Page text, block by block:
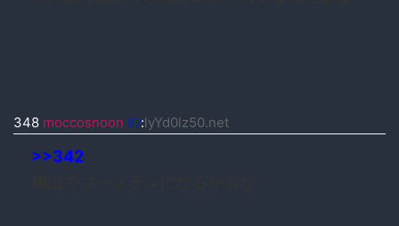
348 moccosnoon ID:lyYd0lz50.net
>>342